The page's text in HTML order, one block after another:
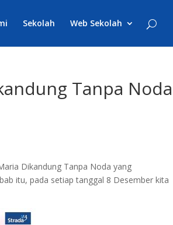
Sekolah Web Sekolah
Tanpa Noda
Dikandung Tanpa Noda yang
itu, pada setiap tanggal 8 Desember kita